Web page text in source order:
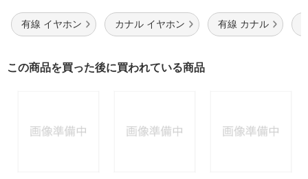
有線 イヤホン カナル イヤホン 有線 カナル
この商品を買った後に買われている商品